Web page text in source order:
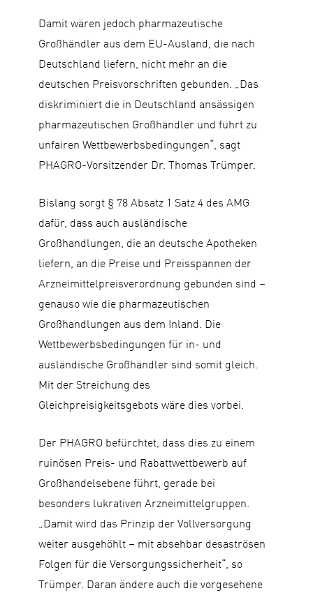
Damit wären jedoch pharmazeutische
Großhändler aus dem EU-Ausland, die nach
Deutschland liefern, nicht mehr an die
deutschen Preisvorschriften gebunden. „Das
diskriminiert die in Deutschland ansässigen
pharmazeutischen Großhändler und führt zu
unfairen Wettbewerbsbedingungen“, sagt
PHAGRO-Vorsitzender Dr. Thomas Trümper.
Bislang sorgt § 78 Absatz 1 Satz 4 des AMG
dafür, dass auch ausländische
Großhandlungen, die an deutsche Apotheken
liefern, an die Preise und Preisspannen der
Arzneimittelpreisverordnung gebunden sind –
genauso wie die pharmazeutischen
Großhandlungen aus dem Inland. Die
Wettbewerbsbedingungen für in- und
ausländische Großhändler sind somit gleich.
Mit der Streichung des
Gleichpreisigkeitsgebots wäre dies vorbei.
Der PHAGRO befürchtet, dass dies zu einem
ruinösen Preis- und Rabattwettbewerb auf
Großhandelsebene führt, gerade bei
besonders lukrativen Arzneimittelgruppen.
„Damit wird das Prinzip der Vollversorgung
weiter ausgehöhlt – mit absehbar desaströsen
Folgen für die Versorgungssicherheit“, so
Trümper. Daran ändere auch die vorgesehene